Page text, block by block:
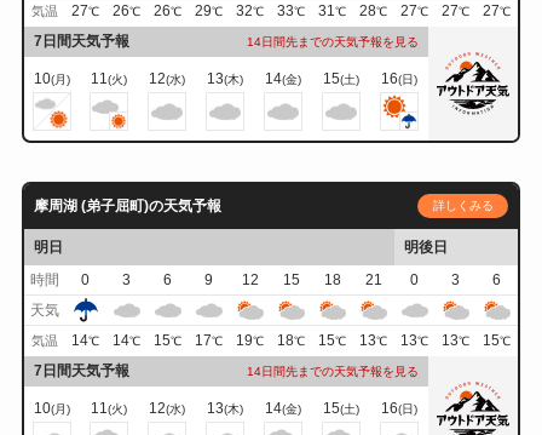
気温 27℃ 26℃ 26℃ 29℃ 32℃ 33℃ 31℃ 28℃ 27℃ 27℃ 27℃
7日間天気予報 14日間先までの天気予報を見る
10(月) 11(火) 12(水) 13(木) 14(金) 15(土) 16(日)
摩周湖 (弟子屈町)の天気予報 詳しくみる
明日
明後日
時間
0 3 6 9 12 15 18 21 0 3
6
天気
気温 14℃ 14℃ 15℃ 17℃ 19℃ 18℃ 15℃ 13℃ 13℃ 13℃ 15℃
7日間天気予報 14日間先までの天気予報を見る
10(月) 11(火) 12(水) 13(木) 14(金) 15(土) 16(日)